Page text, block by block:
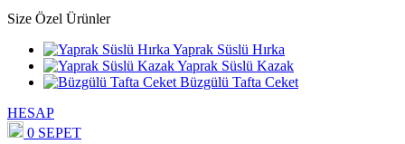
Size Özel Ürünler
Yaprak Süslü Hırka
Yaprak Süslü Kazak
Büzgülü Tafta Ceket
HESAP
0 SEPET